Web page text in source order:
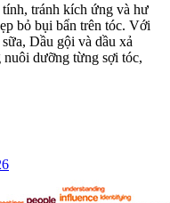
tránh kích ứng và hư
bỏ bụi bẩn trên tóc. Với
Dầu gội và dầu xả
dưỡng từng sợi tóc,